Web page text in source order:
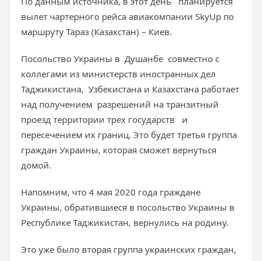
вылет чартерного рейса авиакомпании SkyUp по
маршруту Тараз (Казахстан) – Киев.
Посольство Украины в Душанбе совместно с
коллегами из министерств иностранных дел
Таджикистана, Узбекистана и Казахстана работает
над получением разрешений на транзитный
проезд территории трех государств и
пересечением их границ. Это будет третья группа
граждан Украины, которая сможет вернуться
домой.
Напомним, что 4 мая 2020 года граждане
Украины, обратившиеся в посольство Украины в
Республике Таджикистан, вернулись на родину.
Это уже было вторая группа украинских граждан,